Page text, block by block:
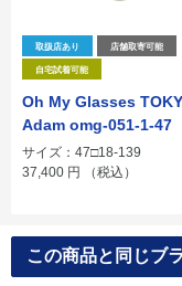
取扱店あり 店舗取寄可能
自宅試着可能
Oh My Glasses
Adam omg-051-1-47
サイズ：47□18-139
37,400 円 （税込）
この商品と同じブ